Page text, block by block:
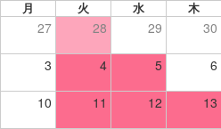
月 火 水 木
27 28 29 30
3 4 5 6
10 11 12 13